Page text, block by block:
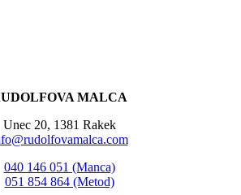
MALCA
Unec 20, 1381 Rakek
040 146 051 (Manca)
051 854 864 (Metod)